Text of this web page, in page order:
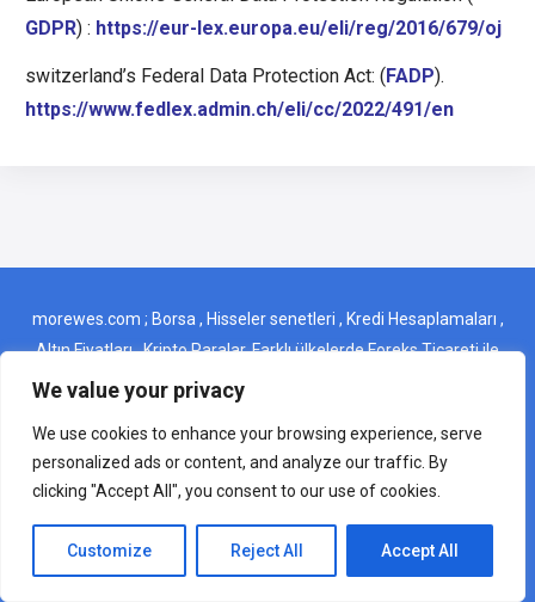
We value your privacy
We use cookies to enhance your browsing experience, serve
personalized ads or content, and analyze our traffic. By
clicking "Accept All", you consent to our use of cookies.
Customize Reject All Accept All
GDPR) : https://eur-lex.europa.eu/eli/reg/2016/679/oj
switzerland’s Federal Data Protection Act: (FADP).
https://www.fedlex.admin.ch/eli/cc/2022/491/en
morewes.com ; Borsa , Hisseler senetleri , Kredi Hesaplamaları ,
Altın Fiyatları , Kripto Paralar, Farklı ülkelerde Foreks Ticareti ile
ilgili ince detaylar gibi önemli başlıkları tek bir yerden kolayca
where you can easily find important topics such as Stock
Exchange, Stocks, Credit Calculations, Gold Prices,
Cryptocurrencies, fine details about Forex Trading in different